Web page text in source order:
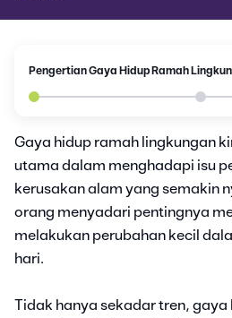
Pengertian Gaya Hidup Ramah
Gaya hidup ramah lingkungan
utama dalam menghadapi isu
kerusakan alam yang semakin
orang menyadari pentingnya
melakukan perubahan kecil
hari.
Tidak hanya sekadar tren, gaya